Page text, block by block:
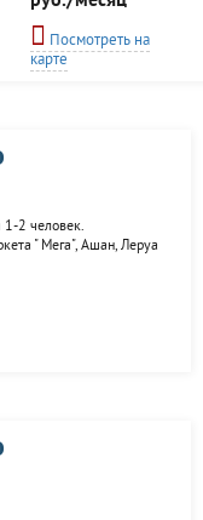
лужайки с природной
травой, бассейн с
подогревом и
велосипедные
это база отдыха Заря На
песчаном берегу
Посмотреть на
карте
1-2 человек.
" Мега", Ашан, Леруа
Московский и 20 мин.
прямой маршрут №
для
высокоскоростным